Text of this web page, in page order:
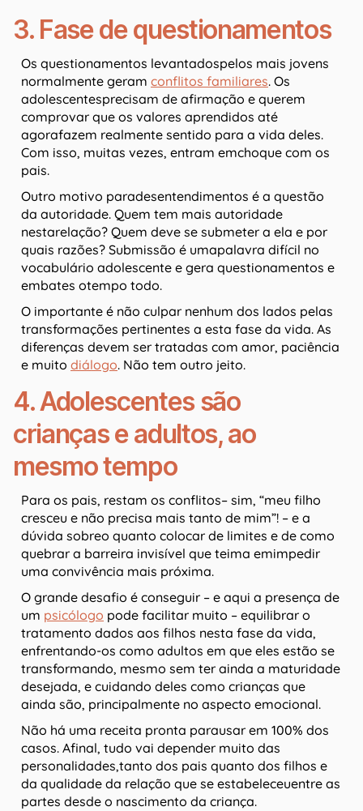
3. Fase de questionamentos
Os questionamentos levantadospelos mais jovens
normalmente geram conflitos familiares. Os
adolescentesprecisam de afirmação e querem
comprovar que os valores aprendidos até
agorafazem realmente sentido para a vida deles.
Com isso, muitas vezes, entram emchoque com os
pais.
Outro motivo paradesentendimentos é a questão
da autoridade. Quem tem mais autoridade
nestarelação? Quem deve se submeter a ela e por
quais razões? Submissão é umapalavra difícil no
vocabulário adolescente e gera questionamentos e
embates otempo todo.
O importante é não culpar nenhum dos lados pelas
transformações pertinentes a esta fase da vida. As
diferenças devem ser tratadas com amor, paciência
e muito diálogo. Não tem outro jeito.
4. Adolescentes são
crianças e adultos, ao
mesmo tempo
Para os pais, restam os conflitos– sim, “meu filho
cresceu e não precisa mais tanto de mim”! – e a
dúvida sobreo quanto colocar de limites e de como
quebrar a barreira invisível que teima emimpedir
uma convivência mais próxima.
O grande desafio é conseguir – e aqui a presença de
um psicólogo pode facilitar muito – equilibrar o
tratamento dados aos filhos nesta fase da vida,
enfrentando-os como adultos em que eles estão se
transformando, mesmo sem ter ainda a maturidade
desejada, e cuidando deles como crianças que
ainda são, principalmente no aspecto emocional.
Não há uma receita pronta parausar em 100% dos
casos. Afinal, tudo vai depender muito das
personalidades,tanto dos pais quanto dos filhos e
da qualidade da relação que se estabeleceuentre as
partes desde o nascimento da criança.